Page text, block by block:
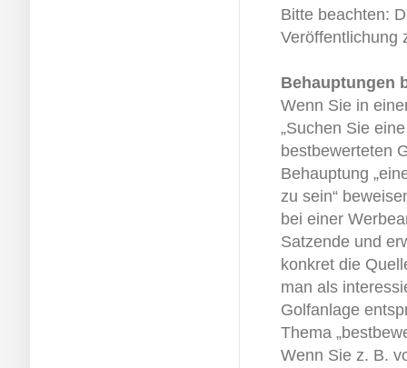
Bitte beachten:
Veröffentlichung
Behauptungen
Wenn Sie in
„Suchen Sie
bestbewerteten
Behauptung
zu sein“
bei einer
Satzende und
konkret die
man als
Golfanlage
Thema
Wenn Sie z. B.